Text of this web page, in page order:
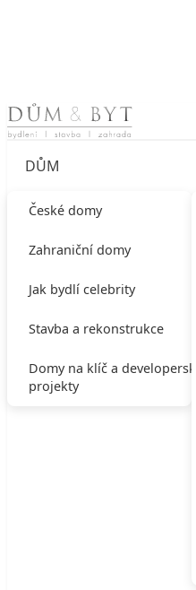
Skip to content
DŮM
České domy
Zahraniční domy
Jak bydlí celebrity
Stavba a rekonstrukce
Domy na klíč a developerské
projekty